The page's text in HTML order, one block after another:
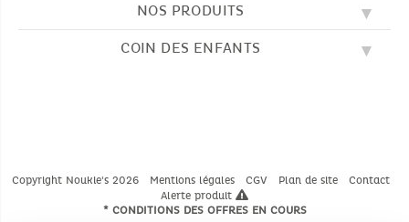
CONTACTEZ-NOUS
CGV
NOS VALEURS
NOTRE HISTOIRE
NOS PRODUITS
BRODERIE
COIN DES ENFANTS
Copyright Noukie's 2026 Mentions légales CGV Plan de site
Contact
Alerte produit
* CONDITIONS DES OFFRES EN COURS